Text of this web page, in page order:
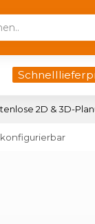
2D & 3D-
konfigurierbar